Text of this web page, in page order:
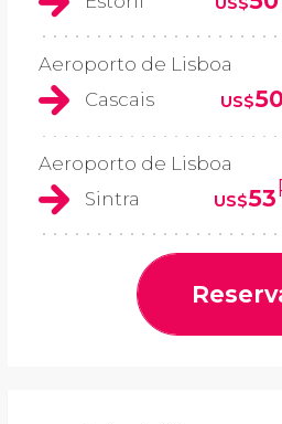
Aeroporto de Lisboa
Cascais
US$
Aeroporto de Lisboa
Sintra
US$53